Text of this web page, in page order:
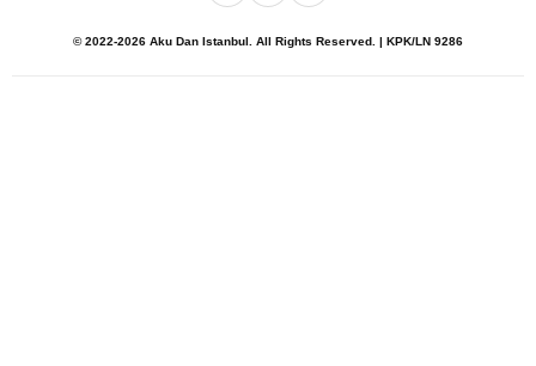
© 2022-2026 Aku Dan Istanbul. All Rights Reserved. | KPK/LN 9286